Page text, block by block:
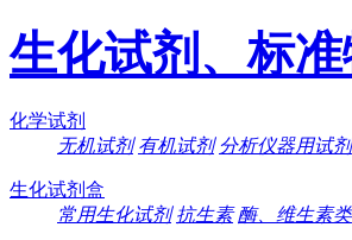
生化试剂、标
化学试剂
无机试剂 有机试剂 分析仪器用试剂
生化试剂盒
常用生化试剂 抗生素 酶、维生素类